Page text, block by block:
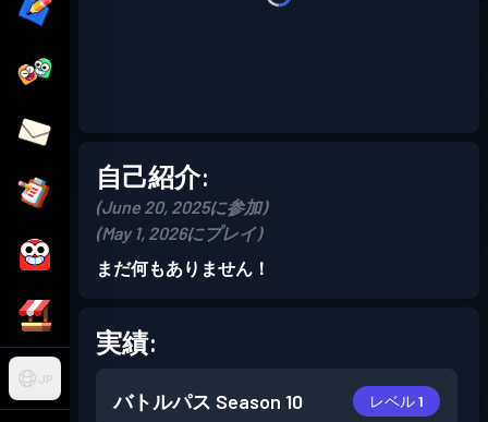
JP
自己紹介:
(June 20, 2025に参加)
(May 1, 2026にプレイ)
まだ何もありません！
実績:
バトルパス Season 10 レベル 1